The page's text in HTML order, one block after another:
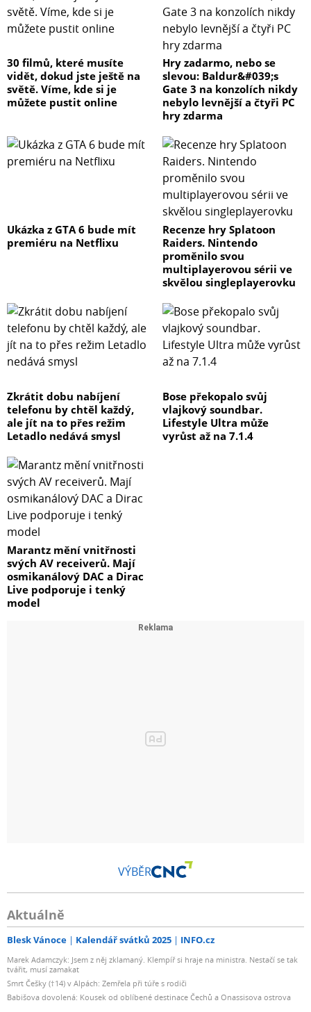
30 filmů, které musíte
vidět, dokud jste ještě na
světě. Víme, kde si je
můžete pustit online
Hry zadarmo, nebo se
slevou: Baldur&#039;s
Gate 3 na konzolích nikdy
nebylo levnější a čtyři PC
hry zdarma
Ukázka z GTA 6 bude mít
premiéru na Netflixu
Recenze hry Splatoon
Raiders. Nintendo
proměnilo svou
multiplayerovou sérii ve
skvělou singleplayerovku
Zkrátit dobu nabíjení
telefonu by chtěl každý,
ale jít na to přes režim
Letadlo nedává smysl
Bose překopalo svůj
vlajkový soundbar.
Lifestyle Ultra může
vyrůst až na 7.1.4
Marantz mění vnitřnosti
svých AV receiverů. Mají
osmikanálový DAC a Dirac
Live podporuje i tenký
model
VÝBĚR
Aktuálně
Blesk Vánoce Kalendář svátků 2025 INFO.cz
Marek Adamczyk: Jsem z něj zklamaný. Klempíř si hraje na ministra. Nestačí se tak
tvářit, musí zamakat
Smrt Češky (†14) v Alpách: Zemřela při túře s rodiči
Babišova dovolená: Kousek od oblíbené destinace Čechů a Onassisova ostrova